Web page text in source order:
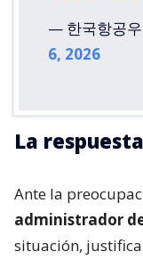
— 한국항공
6, 2026
La
Ante la
administrador
situación,